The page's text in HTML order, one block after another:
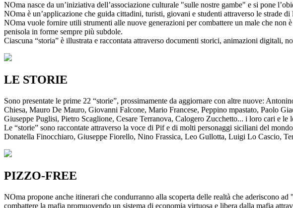
NOma nasce da un’iniziativa dell’associazione culturale "sulle nostre gambe" e si pone
NOma è un’applicazione che guida cittadini, turisti, giovani e studenti attraverso le strade
NOma vuole fornire utili strumenti alle nuove generazioni per combattere un male che non
penisola in forme sempre più subdole.
Ciascuna “storia” è illustrata e raccontata attraverso documenti storici, animazioni digitali,
LE STORIE
Sono presentate le prime 22 “storie”, prossimamente da aggiornare con altre nuove:
Chiesa, Mauro De Mauro, Giovanni Falcone, Mario Francese, Peppino mpastato, Paolo
Giuseppe Puglisi, Pietro Scaglione, Cesare Terranova, Calogero Zucchetto... i loro cari e le
Le “storie” sono raccontate attraverso la voce di Pif e di molti personaggi siciliani del
Donatella Finocchiaro, Giuseppe Fiorello, Nino Frassica, Leo Gullotta, Luigi Lo Cascio,
PIZZO-FREE
NOma propone anche itinerari che condurranno alla scoperta delle realtà che aderiscono
combattere la mafia promuovendo un sistema di economia virtuosa e libera dalla mafia